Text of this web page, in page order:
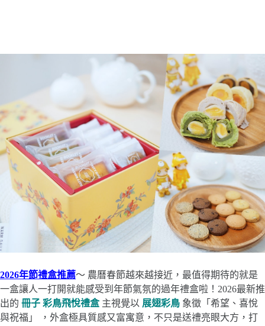
2026年節禮盒推薦～ 農曆春節越來越接近，最值得期待的就是
一盒讓人一打開就能感受到年節氣氛的過年禮盒啦！2026最新推
出的 冊子 彩鳥飛悅禮盒主視覺以 展翅彩鳥 象徵「希望、喜悅
與祝福」
，外盒極具質感又富寓意，不只是送禮亮眼大方，打